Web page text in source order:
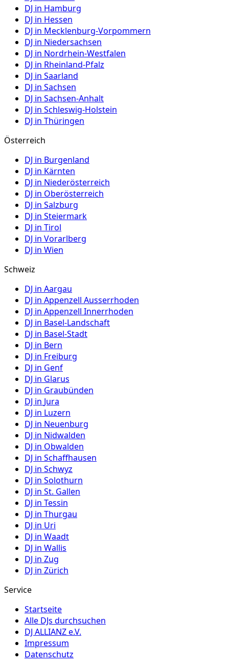
DJ in Hamburg
DJ in Hessen
DJ in Mecklenburg-Vorpommern
DJ in Niedersachsen
DJ in Nordrhein-Westfalen
DJ in Rheinland-Pfalz
DJ in Saarland
DJ in Sachsen
DJ in Sachsen-Anhalt
DJ in Schleswig-Holstein
DJ in Thüringen
Österreich
DJ in Burgenland
DJ in Kärnten
DJ in Niederösterreich
DJ in Oberösterreich
DJ in Salzburg
DJ in Steiermark
DJ in Tirol
DJ in Vorarlberg
DJ in Wien
Schweiz
DJ in Aargau
DJ in Appenzell Ausserrhoden
DJ in Appenzell Innerrhoden
DJ in Basel-Landschaft
DJ in Basel-Stadt
DJ in Bern
DJ in Freiburg
DJ in Genf
DJ in Glarus
DJ in Graubünden
DJ in Jura
DJ in Luzern
DJ in Neuenburg
DJ in Nidwalden
DJ in Obwalden
DJ in Schaffhausen
DJ in Schwyz
DJ in Solothurn
DJ in St. Gallen
DJ in Tessin
DJ in Thurgau
DJ in Uri
DJ in Waadt
DJ in Wallis
DJ in Zug
DJ in Zürich
Service
Startseite
Alle DJs durchsuchen
DJ ALLIANZ e.V.
Impressum
Datenschutz